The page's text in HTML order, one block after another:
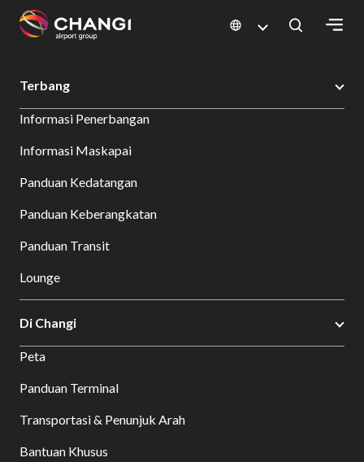
Changi
Language
Changi Airport Bersantap dan Belanja Direktori Toko Shop Detail
Terbang
Informasi Penerbangan
Informasi Maskapai
Panduan Kedatangan
Panduan Keberangkatan
Panduan Transit
Lounge
Di Changi
Peta
Panduan Terminal
Transportasi & Penunjuk Arah
Bantuan Khusus